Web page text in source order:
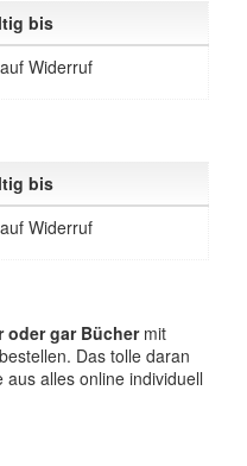
bis
Widerruf
bis
Widerruf
oder gar Büchermit
Das tolle daran
alles online individuell